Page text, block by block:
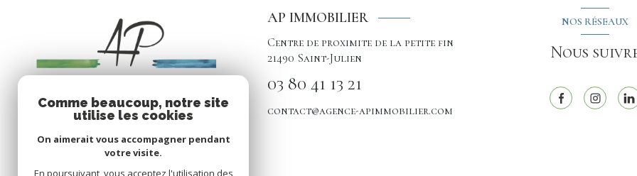
AP IMMOBILIER
Centre de proximite de la petite fin
21490 Saint-Julien
03 80 41 13 21
contact@agence-apimmobilier.com
NOS RÉSEAUX
Nous
Comme beaucoup, notre site
utilise les cookies
On aimerait vous accompagner pendant
votre visite.
En poursuivant, vous acceptez l'utilisation des